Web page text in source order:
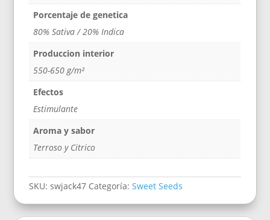
Porcentaje de genetica
80% Sativa / 20% Indica
Produccion interior
550-650 g/m²
Efectos
Estimulante
Aroma y sabor
Terroso y Citrico
SKU:swjack47 Categoría:Sweet Seeds